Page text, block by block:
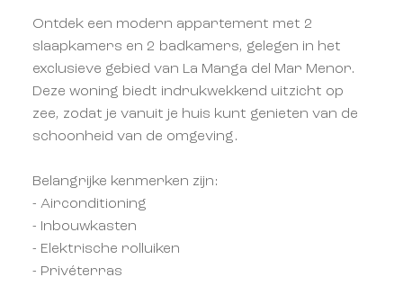
Ontdek een modern appartement met 2
slaapkamers en 2 badkamers, gelegen in het
exclusieve gebied van La Manga del Mar Menor.
Deze woning biedt indrukwekkend uitzicht op
zee, zodat je vanuit je huis kunt genieten van de
schoonheid van de omgeving.
Belangrijke kenmerken zijn:
- Airconditioning
- Inbouwkasten
- Elektrische rolluiken
- Privéterras